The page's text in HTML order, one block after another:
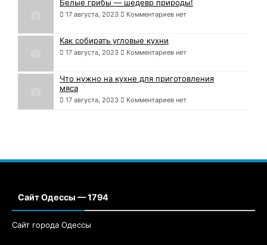
Белые грибы — шедевр природы!
17 августа, 2023 Комментариев нет
Как собирать угловые кухни
17 августа, 2023 Комментариев нет
Что нужно на кухне для приготовления
мяса
17 августа, 2023 Комментариев нет
Сайт Одессы — 1794
Сайт города Одессы